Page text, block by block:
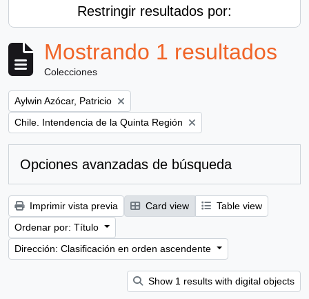
Restringir resultados por:
Mostrando 1 resultados
Colecciones
Remove filter:
Aylwin Azócar, Patricio
Remove filter:
Chile. Intendencia de la Quinta Región
Opciones avanzadas de búsqueda
Imprimir vista previa Card view
Table view
Ordenar por: Título
Dirección: Clasificación en orden ascendente
Show 1 results with digital objects